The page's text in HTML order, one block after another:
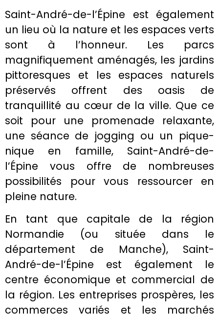
Saint-André-de-l’Épine est également
un lieu où la nature et les espaces verts
sont à l’honneur. Les parcs
magnifiquement aménagés, les jardins
pittoresques et les espaces naturels
préservés offrent des oasis de
tranquillité au cœur de la ville. Que ce
soit pour une promenade relaxante,
une séance de jogging ou un pique-
nique en famille, Saint-André-de-
l’Épine vous offre de nombreuses
possibilités pour vous ressourcer en
pleine nature.
En tant que capitale de la région
Normandie (ou située dans le
département de Manche), Saint-
André-de-l’Épine est également le
centre économique et commercial de
la région. Les entreprises prospères, les
commerces variés et les marchés